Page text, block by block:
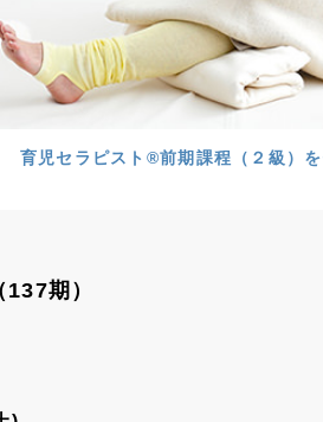
育児セラピスト®前期課程（２級）
期）